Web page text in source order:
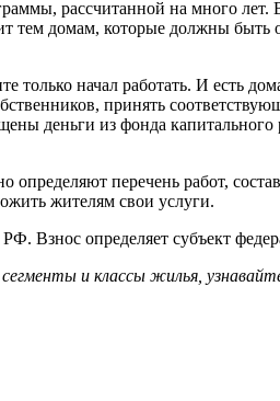
рассчитанной на много
тем домам, которые должны быть
только начал работать. И есть
принять
деньги из фонда
перечень работ,
жителям свои услуги.
Взнос определяет субъект
и классы жилья,